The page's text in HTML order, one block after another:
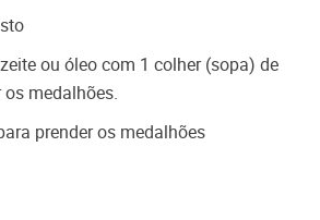
ou óleo com 1 colher (sopa) de
medalhões.
prender os medalhões